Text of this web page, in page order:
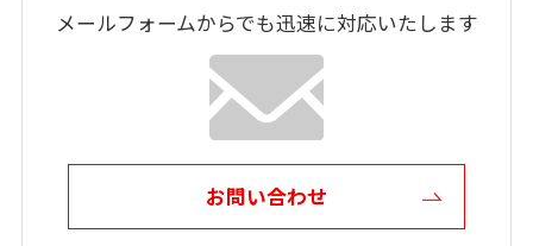
メールフォームからでも迅速に対応いたします
お問い合わせ